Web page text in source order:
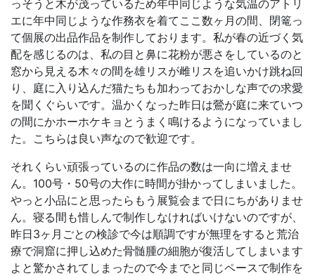
っそうと木が茂っているため年中同じような気温のアトリ
エに年中同じような作務衣を着てここ数ヶ月の間、閉篭っ
て個展の出品作品を制作しております。私が春の近づく気
配を感じるのは、私の目と鼻に花粉が悪さをしているのと
窓から見える木々の間を雄リスが雌リスを追いかけ跳ね回
り、庭に入り込んだ猫たちも加わっておかしな声での求愛
を聞くぐらいです。温かくなった昨日は鶯が庭に来ていつ
の間にかホーホケキョとうまく鳴けるようになっていまし
た。こちらは良い声なので歓迎です。
それくらい頑張っているのに作品の数は一向に増えませ
ん。100号・50号の大作に時間が掛かってしまいました。
やっと小品にと思ったらもう展覧会まで日にちがありませ
ん。寝る間も惜しんで制作しなければいけないのですが、
昨日3ヶ月ごとの検診で今は順調ですが無理をすると荒治
療で洞窟に押し込めた骨髄腫の細胞が復活してしまいます
よと驚かされてしまったので今までと同じペースで制作を